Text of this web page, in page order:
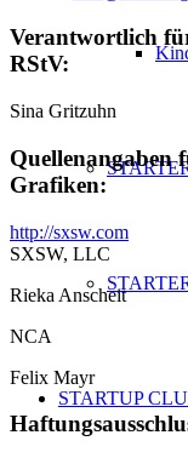
STARTUP
Verantwortlich
RStV:
Sina Gritzuhn
Quellenangaben
Grafiken:
http://sxsw.com
SXSW, LLC
Rieka Anscheit
NCA
Felix Mayr